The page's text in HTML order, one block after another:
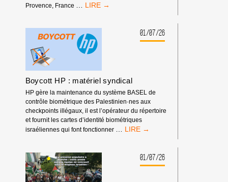
Provence, France
RASSEMBLEMENT
RENCONTRES
ÉCONOMIQUES
D’AIX-
01/07/26
Boycott HP : matériel syndical
HP gère la maintenance du système BASEL de
contrôle biométrique des Palestinien·nes aux
checkpoints illégaux, il est l’opérateur du répertoire
et fournit les cartes d’identité biométriques
israéliennes qui font fonctionner … BOYCOTT
MATÉRIEL
SYNDICAL
01/07/26